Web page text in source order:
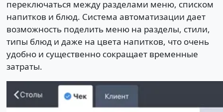
переключаться между разделами меню, списком
напитков и блюд. Система автоматизации дает
возможность поделить меню на разделы, стили,
типы блюд и даже на цвета напитков, что очень
удобно и существенно сокращает временные
затраты.